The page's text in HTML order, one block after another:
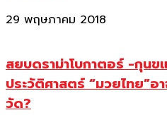
29 พฤษภาคม 2018
สยบดราม่าโบกาตอร์ -กุนข
ประวัติศาสตร์ “มวยไทย”
วัด?